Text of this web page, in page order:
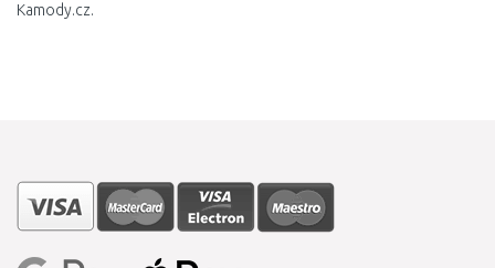
Kamody.cz.